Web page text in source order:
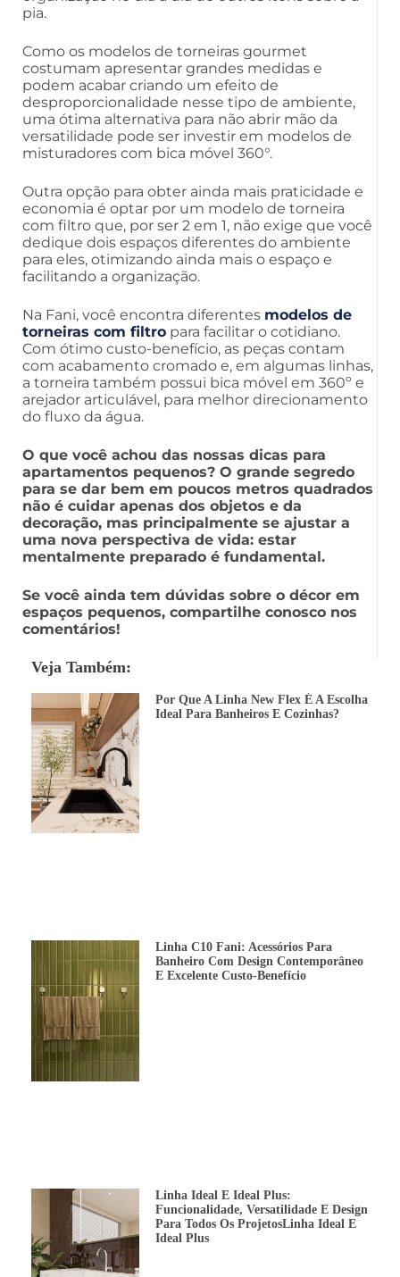
pia.
Como os modelos de torneiras gourmet
costumam apresentar grandes medidas e
podem acabar criando um efeito de
desproporcionalidade nesse tipo de ambiente,
uma ótima alternativa para não abrir mão da
versatilidade pode ser investir em modelos de
misturadores com bica móvel 360°.
Outra opção para obter ainda mais praticidade e
economia é optar por um modelo de torneira
com filtro que, por ser 2 em 1, não exige que você
dedique dois espaços diferentes do ambiente
para eles, otimizando ainda mais o espaço e
facilitando a organização.
Na Fani, você encontra diferentes modelos de
torneiras com filtro para facilitar o cotidiano.
Com ótimo custo-benefício, as peças contam
com acabamento cromado e, em algumas linhas,
a torneira também possui bica móvel em 360º e
arejador articulável, para melhor direcionamento
do fluxo da água.
O que você achou das nossas dicas para
apartamentos pequenos? O grande segredo
para se dar bem em poucos metros quadrados
não é cuidar apenas dos objetos e da
decoração, mas principalmente se ajustar a
uma nova perspectiva de vida: estar
mentalmente preparado é fundamental.
Se você ainda tem dúvidas sobre o décor em
espaços pequenos, compartilhe conosco nos
comentários!
Veja Também:
Por Que A Linha New Flex É A Escolha
Ideal Para Banheiros E Cozinhas?
Linha C10 Fani: Acessórios Para
Banheiro Com Design Contemporâneo
E Excelente Custo-Benefício
Linha Ideal E Ideal Plus:
Funcionalidade, Versatilidade E Design
Para Todos Os ProjetosLinha Ideal E
Ideal Plus